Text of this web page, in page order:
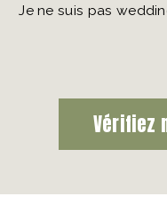
Je ne suis pas
Vérifiez